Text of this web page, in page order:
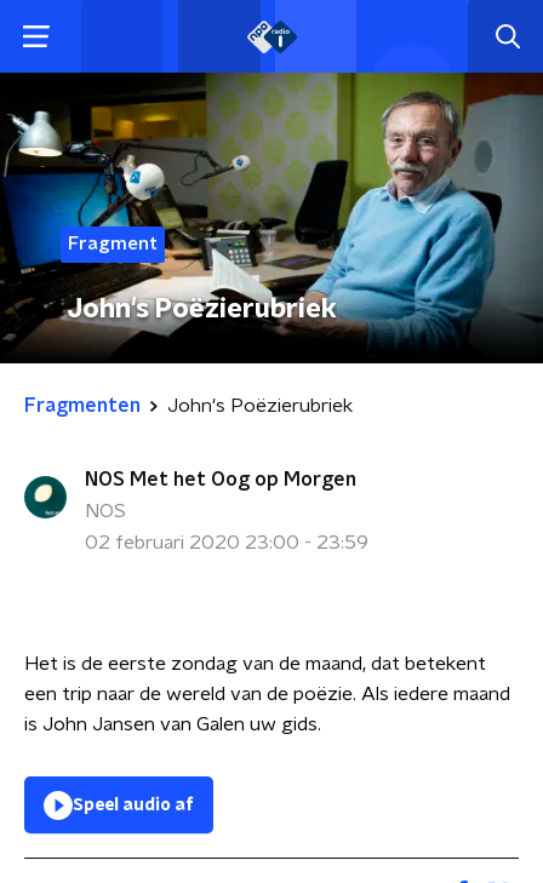
Fragment
John's Poëzierubriek
Fragmenten John's Poëzierubriek
NOS Met het Oog op Morgen
NOS
02 februari 2020 23:00 - 23:59
Het is de eerste zondag van de maand, dat betekent
een trip naar de wereld van de poëzie. Als iedere maand
is John Jansen van Galen uw gids.
Speel audio af